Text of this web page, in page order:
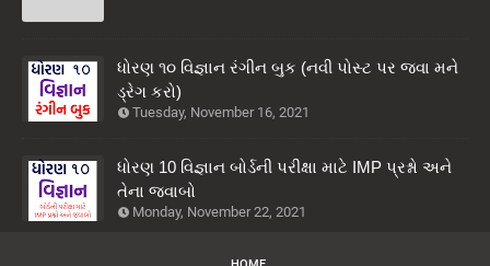
ધોરણ ૧૦ વિજ્ઞાન રંગીન બુક (નવી પોસ્ટ પર જવા મને
ડ્રેગ કરો)
Tuesday, November 16, 2021
ધોરણ 10 વિજ્ઞાન બોર્ડની પરીક્ષા માટે IMP પ્રશ્નો અને
તેના જવાબો
Monday, November 22, 2021